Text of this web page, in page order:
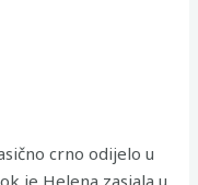
crno odijelo u